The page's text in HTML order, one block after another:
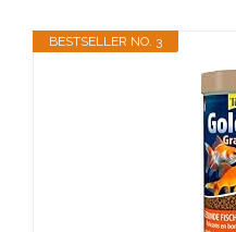
BESTSELLER NO. 3